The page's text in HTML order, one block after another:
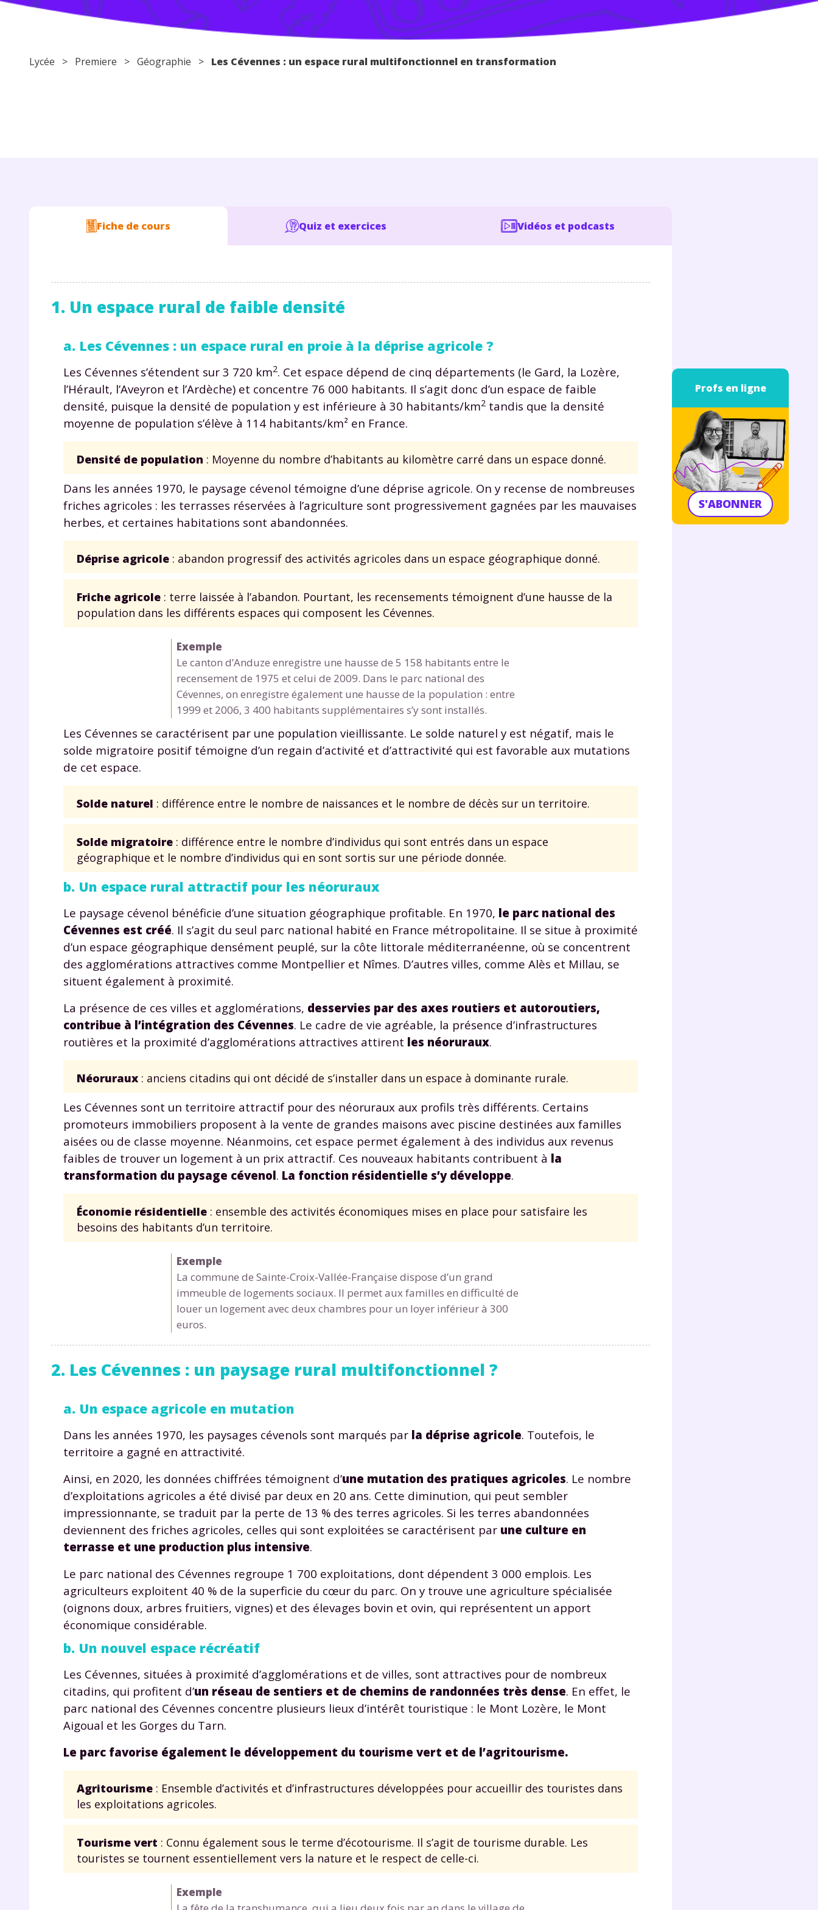
Lycée > Premiere > Géographie > Les Cévennes : un espace rural multifonctionnel en transformation
Fiche de cours Quiz et exercices Vidéos et podcasts
1. Un espace rural de faible densité
a. Les Cévennes : un espace rural en proie à la déprise agricole ?
Les Cévennes s’étendent sur 3 720 km2. Cet espace dépend de cinq départements (le Gard, la Lozère,
l’Hérault, l’Aveyron et l’Ardèche) et concentre 76 000 habitants. Il s’agit donc d’un espace de faible
densité, puisque la densité de population y est inférieure à 30 habitants/km2 tandis que la densité
moyenne de population s’élève à 114 habitants/km² en France.
Densité de population : Moyenne du nombre d’habitants au kilomètre carré dans un espace donné.
Dans les années 1970, le paysage cévenol témoigne d’une déprise agricole. On y recense de nombreuses
friches agricoles : les terrasses réservées à l’agriculture sont progressivement gagnées par les mauvaises
herbes, et certaines habitations sont abandonnées.
Déprise agricole : abandon progressif des activités agricoles dans un espace géographique donné.
Friche agricole : terre laissée à l’abandon. Pourtant, les recensements témoignent d’une hausse de la
population dans les différents espaces qui composent les Cévennes.
Exemple
Le canton d’Anduze enregistre une hausse de 5 158 habitants entre le
recensement de 1975 et celui de 2009. Dans le parc national des
Cévennes, on enregistre également une hausse de la population : entre
1999 et 2006, 3 400 habitants supplémentaires s’y sont installés.
Les Cévennes se caractérisent par une population vieillissante. Le solde naturel y est négatif, mais le
solde migratoire positif témoigne d’un regain d’activité et d’attractivité qui est favorable aux mutations
de cet espace.
Solde naturel : différence entre le nombre de naissances et le nombre de décès sur un territoire.
Solde migratoire : différence entre le nombre d’individus qui sont entrés dans un espace
géographique et le nombre d’individus qui en sont sortis sur une période donnée.
b. Un espace rural attractif pour les néoruraux
Le paysage cévenol bénéficie d’une situation géographique profitable. En 1970, le parc national des
Cévennes est créé. Il s’agit du seul parc national habité en France métropolitaine. Il se situe à proximité
d’un espace géographique densément peuplé, sur la côte littorale méditerranéenne, où se concentrent
des agglomérations attractives comme Montpellier et Nîmes. D’autres villes, comme Alès et Millau, se
situent également à proximité.
La présence de ces villes et agglomérations, desservies par des axes routiers et autoroutiers,
contribue à l’intégration des Cévennes. Le cadre de vie agréable, la présence d’infrastructures
routières et la proximité d’agglomérations attractives attirent les néoruraux.
Néoruraux : anciens citadins qui ont décidé de s’installer dans un espace à dominante rurale.
Les Cévennes sont un territoire attractif pour des néoruraux aux profils très différents. Certains
promoteurs immobiliers proposent à la vente de grandes maisons avec piscine destinées aux familles
aisées ou de classe moyenne. Néanmoins, cet espace permet également à des individus aux revenus
faibles de trouver un logement à un prix attractif. Ces nouveaux habitants contribuent à la
transformation du paysage cévenol. La fonction résidentielle s’y développe.
Économie résidentielle : ensemble des activités économiques mises en place pour satisfaire les
besoins des habitants d’un territoire.
Exemple
La commune de Sainte-Croix-Vallée-Française dispose d’un grand
immeuble de logements sociaux. Il permet aux familles en difficulté de
louer un logement avec deux chambres pour un loyer inférieur à 300
euros.
2. Les Cévennes : un paysage rural multifonctionnel ?
a. Un espace agricole en mutation
Dans les années 1970, les paysages cévenols sont marqués par la déprise agricole. Toutefois, le
territoire a gagné en attractivité.
Ainsi, en 2020, les données chiffrées témoignent d’une mutation des pratiques agricoles. Le nombre
d’exploitations agricoles a été divisé par deux en 20 ans. Cette diminution, qui peut sembler
impressionnante, se traduit par la perte de 13 % des terres agricoles. Si les terres abandonnées
deviennent des friches agricoles, celles qui sont exploitées se caractérisent par une culture en
terrasse et une production plus intensive.
Le parc national des Cévennes regroupe 1 700 exploitations, dont dépendent 3 000 emplois. Les
agriculteurs exploitent 40 % de la superficie du cœur du parc. On y trouve une agriculture spécialisée
(oignons doux, arbres fruitiers, vignes) et des élevages bovin et ovin, qui représentent un apport
économique considérable.
b. Un nouvel espace récréatif
Les Cévennes, situées à proximité d’agglomérations et de villes, sont attractives pour de nombreux
citadins, qui profitent d’un réseau de sentiers et de chemins de randonnées très dense. En effet, le
parc national des Cévennes concentre plusieurs lieux d’intérêt touristique : le Mont Lozère, le Mont
Aigoual et les Gorges du Tarn.
Le parc favorise également le développement du tourisme vert et de l’agritourisme.
Agritourisme : Ensemble d’activités et d’infrastructures développées pour accueillir des touristes dans
les exploitations agricoles.
Tourisme vert : Connu également sous le terme d’écotourisme. Il s’agit de tourisme durable. Les
touristes se tournent essentiellement vers la nature et le respect de celle-ci.
Exemple
Profs en ligne
S'ABONNER
Envie de progresser et de
réussir votre année scolaire ?
Testez gratuitement pendant 24h
notre plateforme de soutien scolaire !
exercices corrigés,
podcasts de révisions
Un espace dédié aux
parents pour suivre les
progrès
du CP à la Terminale
Des profs expérimentés
disponibles à la demande
par tchat, audio ou vidéo
* Votre code d'accès sera envoyé à cette adresse e-mail. En renseignant votre e-mail, vous
consentez à ce que vos données à caractère personnel soient traitées par SEJER, sous la
marque myMaxicours, afin que SEJER puisse vous donner accès au service de soutien scolaire
J’accepte de recevoir les actualités et des communications de la
part de myMaxicours.
newsletter. Vous pourrez vous désinscrire à tout moment, à travers le lien de
de vos données personnelles et pour exercer vos droits, vous pouvez consulter